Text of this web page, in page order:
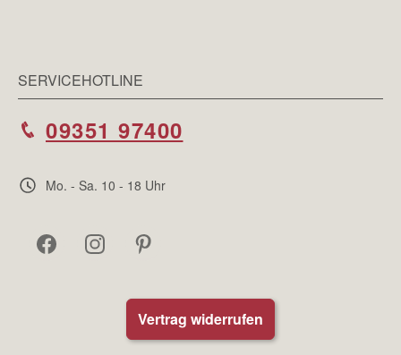
SERVICEHOTLINE
09351 97400
Mo. - Sa. 10 - 18 Uhr
Vertrag widerrufen